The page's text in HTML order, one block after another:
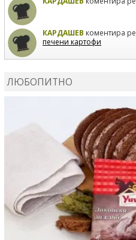
КАРДАШЕВ коментира
печени картофи
ЛЮБОПИТНО